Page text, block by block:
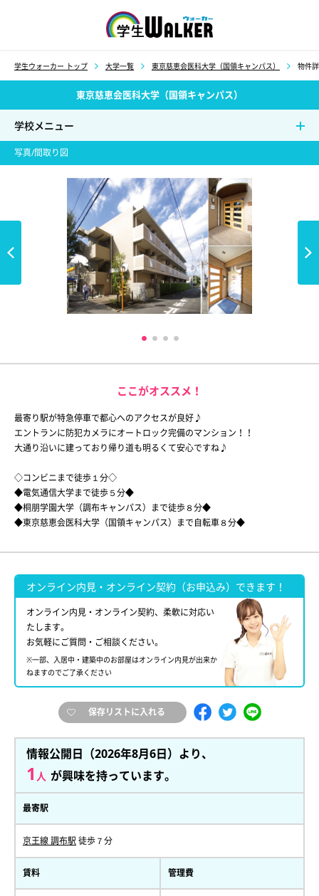
学生ウォーカー トップ 大学一覧 東京慈恵会医科大学（国領キャンパス） 物件
東京慈恵会医科大学（国領キャンパス）
学校メニュー
写真/間取り図
ここがオススメ！
最寄り駅が特急停車で都心へのアクセスが良好♪
エントランに防犯カメラにオートロック完備のマンション！！
大通り沿いに建っており帰り道も明るくて安心ですね♪
◇コンビニまで徒歩１分◇
◆電気通信大学まで徒歩５分◆
◆桐朋学園大学（調布キャンパス）まで徒歩８分◆
◆東京慈恵会医科大学（国領キャンパス）まで自転車８分◆
オンライン内見・オンライン契約（お申込み）できます！
オンライン内見・オンライン契約、柔軟に対応い
たします。
お気軽にご質問・ご相談ください。
※一部、入居中・建築中のお部屋はオンライン内見が出来か
ねますのでご了承ください
保存リストに入れる
情報公開日（2026年8月6日）より、
1 人 が興味を持っています。
最寄駅
京王線 調布駅 徒歩７分
賃料 管理費